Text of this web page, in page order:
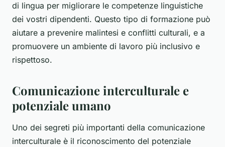
di lingua per migliorare le competenze linguistiche
dei vostri dipendenti. Questo tipo di formazione può
aiutare a prevenire malintesi e conflitti culturali, e a
promuovere un ambiente di lavoro più inclusivo e
rispettoso.
Comunicazione interculturale e
potenziale umano
Uno dei segreti più importanti della comunicazione
interculturale è il riconoscimento del potenziale